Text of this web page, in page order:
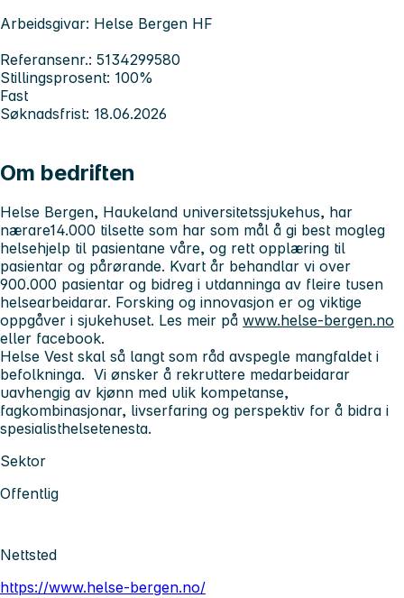
Arbeidsgivar: Helse Bergen HF
Referansenr.: 5134299580
Stillingsprosent: 100%
Fast
Søknadsfrist: 18.06.2026
Om bedriften
Helse Bergen, Haukeland universitetssjukehus, har
nærare14.000 tilsette som har som mål å gi best mogleg
helsehjelp til pasientane våre, og rett opplæring til
pasientar og pårørande. Kvart år behandlar vi over
900.000 pasientar og bidreg i utdanninga av fleire tusen
helsearbeidarar. Forsking og innovasjon er og viktige
oppgåver i sjukehuset. Les meir på www.helse-bergen.no
eller facebook.
Helse Vest skal så langt som råd avspegle mangfaldet i
befolkninga. Vi ønsker å rekruttere medarbeidarar
uavhengig av kjønn med ulik kompetanse,
fagkombinasjonar, livserfaring og perspektiv for å bidra i
spesialisthelsetenesta.
Sektor
Offentlig
Nettsted
https://www.helse-bergen.no/